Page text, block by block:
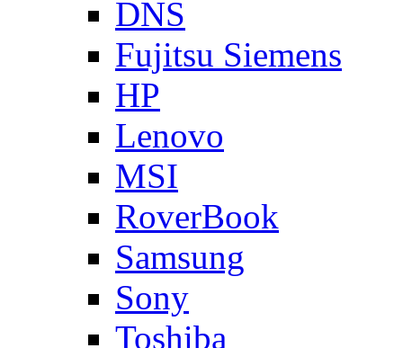
DNS
Fujitsu Siemens
HP
Lenovo
MSI
RoverBook
Samsung
Sony
Toshiba